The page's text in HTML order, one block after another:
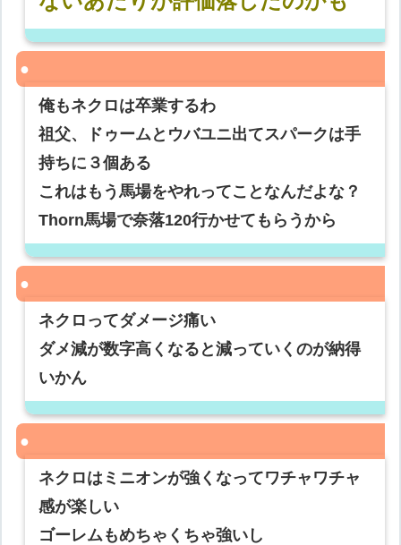
俺もネクロは卒業するわ
祖父、ドゥームとウバユニ出てスパークは手
持ちに３個ある
これはもう馬場をやれってことなんだよな？
Thorn馬場で奈落120行かせてもらうから
ネクロってダメージ痛い
ダメ減が数字高くなると減っていくのが納得
いかん
ネクロはミニオンが強くなってワチャワチャ
感が楽しい
ゴーレムもめちゃくちゃ強いし